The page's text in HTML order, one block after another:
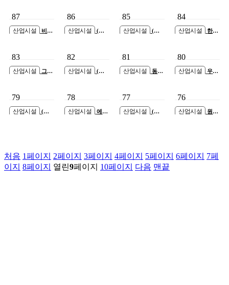
신축공사
신축공사
87
산업시설
86
산업시설
(주)
85
산업시설
(주)
신축공사
84
산업시설
한산
83
산업시설
82
산업시설
(주)
81
산업시설
동명
80
산업시설
우리
79
산업시설
(주)
78
산업시설
에스
77
산업시설
(주)
76
산업시설
처음 1페이지 2페이지 3페이지 4페이지 5페이지 6페이지 7페
이지 8페이지 열린9페이지 10페이지 다음 맨끝